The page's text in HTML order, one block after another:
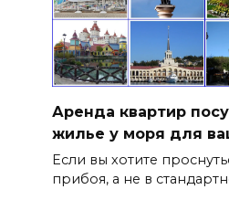
Аренда квартир
жилье у моря для
Если вы хотите
прибоя, а не в